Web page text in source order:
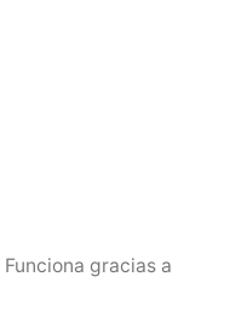
Funciona gracias a